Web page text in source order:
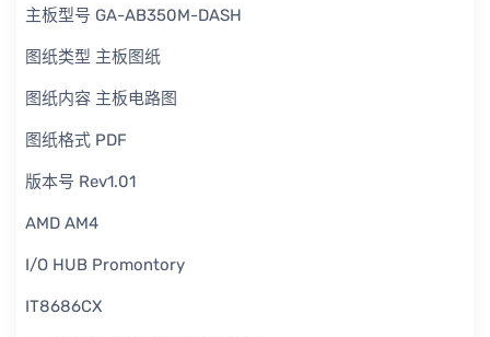
主板型号 GA-AB350M-DASH
图纸类型 主板图纸
图纸内容 主板电路图
图纸格式 PDF
版本号 Rev1.01
AMD AM4
I/O HUB Promontory
IT8686CX